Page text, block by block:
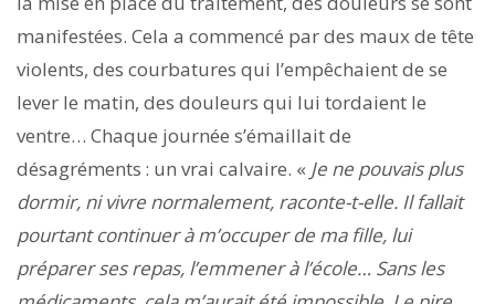
manifestées. Cela a commencé par des maux de tête
violents, des courbatures qui l’empêchaient de se
lever le matin, des douleurs qui lui tordaient le
ventre… Chaque journée s’émaillait de
désagréments : un vrai calvaire. « Je ne pouvais plus
dormir, ni vivre normalement, raconte-t-elle. Il fallait
pourtant continuer à m’occuper de ma fille, lui
préparer ses repas, l’emmener à l’école… Sans les